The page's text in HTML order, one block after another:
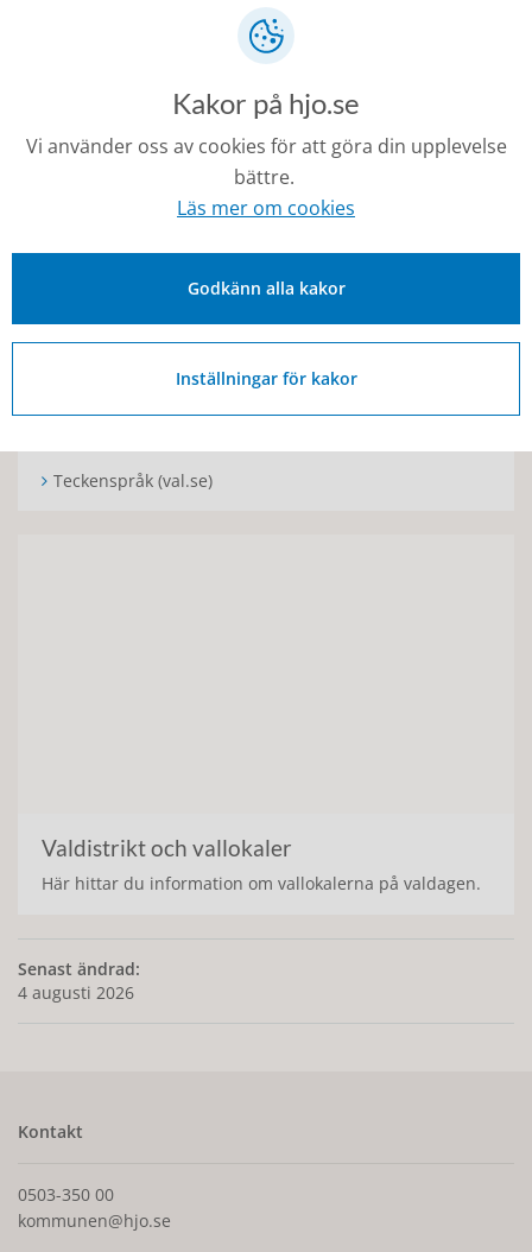
Vill du rösta på ambassad eller konsulat eller kanske
valmyndighetens
Länsstyrelsen i Västra Götaland
Lättläst (val.se)
Teckenspråk (val.se)
Valdistrikt och vallokaler
Här hittar du information om vallokalerna på valdagen.
Senast ändrad:
4 augusti 2026
Kontakt
0503-350 00
kommunen@hjo.se
Kakor på hjo.se
Vi använder oss av cookies för att göra din upplevelse
bättre.
Läs mer om cookies
Godkänn alla kakor
Inställningar för kakor